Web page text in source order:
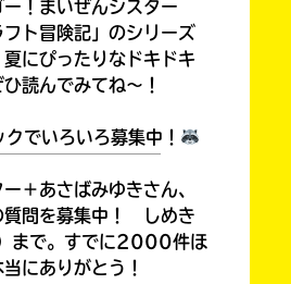
！まいぜんシスター
ト冒険記」のシリーズ
にぴったりなドキドキ
読んでみてね～！
でいろいろ募集中！
＋あさばみゆきさん、
質問を募集中！ しめき
まで。すでに2000件ほ
にありがとう！